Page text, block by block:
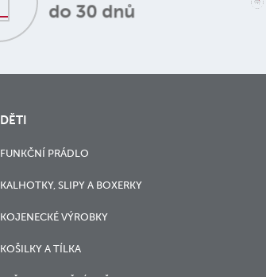
do 30 dnů
DĚTI
FUNKČNÍ PRÁDLO
KALHOTKY, SLIPY A BOXERKY
KOJENECKÉ VÝROBKY
KOŠILKY A TÍLKA